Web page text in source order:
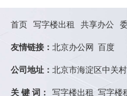
首页 写字楼出租 共享办公
友情链接： 北京办公网 百度
公司地址： 北京市海淀区中关
关 键 词： 写字楼出租 写字楼